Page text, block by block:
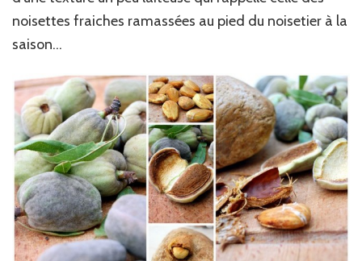
noisettes fraiches ramassées au pied du noisetier à la
saison…